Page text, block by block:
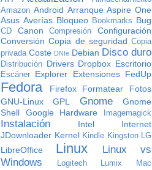
Amazon Android Arranque Aspire One
Asus Averías Bloqueo Bookmarks Bug
CD Canon Compresión
Configuración
Conversión Copia de seguridad Copia
privada Coste DNIe Debian Disco duro
Distribución Drivers Dropbox Escritorio
Escáner Explorer Extensiones FedUp
Fedora Firefox Formatear
Fotos
GNU-Linux
GPL Gnome
Gnome
Shell
Google Hardware Imagemagick
Instalación Intel
Internet
JDownloader Kernel Kindle Kingston LG
LibreOffice Linux
Linux vs
Windows
Logitech Lumix Mac